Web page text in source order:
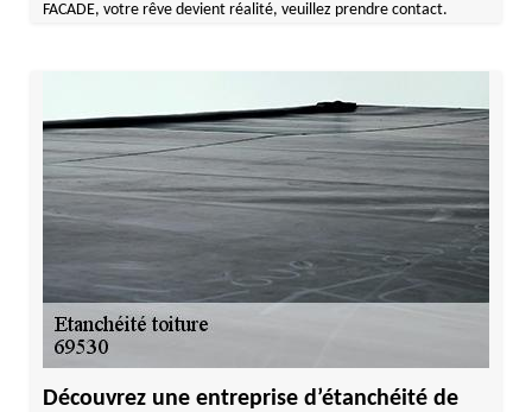
FACADE, votre rêve devient réalité, veuillez prendre contact.
Découvrez une entreprise d’étanchéité de